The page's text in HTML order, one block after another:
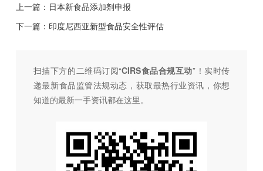
上一篇： 日本新食品添加剂申报
下一篇： 印度尼西亚新型食品安全性评估
扫描下方的二维码订阅“CIRS食品合规互动”！ 实时传
递最新食品监管法规动态，获取最热行业资讯， 你想
知道的最新一手资讯都在这里。